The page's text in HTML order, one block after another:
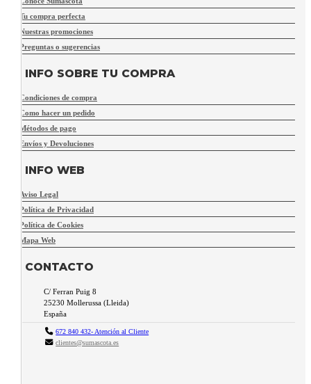
Tu compra perfecta
Nuestras promociones
Preguntas o sugerencias
INFO SOBRE TU COMPRA
Condiciones de compra
Como hacer un pedido
Métodos de pago
Envíos y Devoluciones
INFO WEB
Aviso Legal
Política de Privacidad
Política de Cookies
Mapa Web
CONTACTO
C/ Ferran Puig 8
25230 Mollerussa (Lleida)
España
672 840 432- Atención al Cliente
clientes@sumascota.es